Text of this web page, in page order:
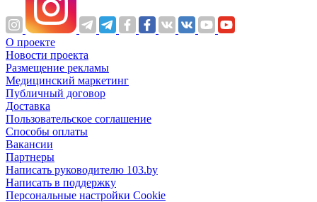
О проекте
Новости проекта
Размещение рекламы
Медицинский маркетинг
Публичный договор
Доставка
Пользовательское соглашение
Способы оплаты
Вакансии
Партнеры
Написать руководителю 103.by
Написать в поддержку
Персональные настройки Cookie